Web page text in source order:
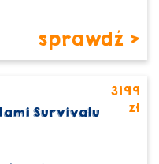
sprawdź >
Survivalu
3199
zł